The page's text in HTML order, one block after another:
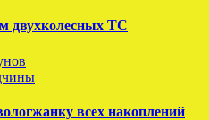
двухколесных ТС
всех накоплений